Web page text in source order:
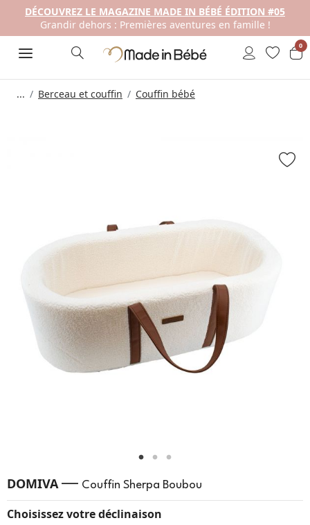
DÉCOUVREZ LE MAGAZINE MADE IN BÉBÉ ÉDITION #05
Grandir dehors : Premières aventures en famille !
0
... Berceau et couffin Couffin bébé
DOMIVA — Couffin Sherpa Boubou
Choisissez votre déclinaison